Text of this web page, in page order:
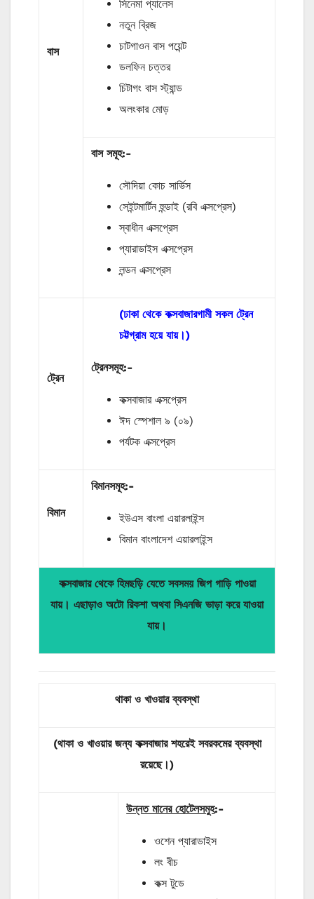
বাস
সিনেমা প্যালেস
নতুন ব্রিজ
চাটগাওন বাস পয়েন্ট
ডলফিন চত্তর
চিটাগং বাস স্ট্যান্ড
অলংকার মোড়
বাস সমূহ:-
সৌদিয়া কোচ সার্ভিস
সেইন্টমার্টিন হুন্ডাই (রবি এক্সপ্রেস)
স্বাধীন এক্সপ্রেস
প্যারাডাইস এক্সপ্রেস
লন্ডন এক্সপ্রেস
ট্রেন
(ঢাকা থেকে কক্সবাজারগামী সকল ট্রেন
চট্টগ্রাম হয়ে যায়।)
ট্রেনসমূহ:-
কক্সবাজার এক্সপ্রেস
ঈদ স্পেশাল ৯ (০৯)
পর্যটক এক্সপ্রেস
বিমান
বিমানসমূহ:-
ইউএস বাংলা এয়ারলাইন্স
বিমান বাংলাদেশ এয়ারলাইন্স
কক্সবাজার থেকে হিমছড়ি যেতে সবসময় জিপ গাড়ি পাওয়া
যায়। এছাড়াও অটো রিকশা অথবা সিএনজি ভাড়া করে যাওয়া
যায়।
থাকা ও খাওয়ার ব্যবস্থা
(থাকা ও খাওয়ার জন্য কক্সবাজার শহরেই সবরকমের ব্যবস্থা
রয়েছে।)
উন্নত মানের হোটেলসমুহ:-
ওশেন প্যারাডাইস
লং বীচ
কক্স টুডে